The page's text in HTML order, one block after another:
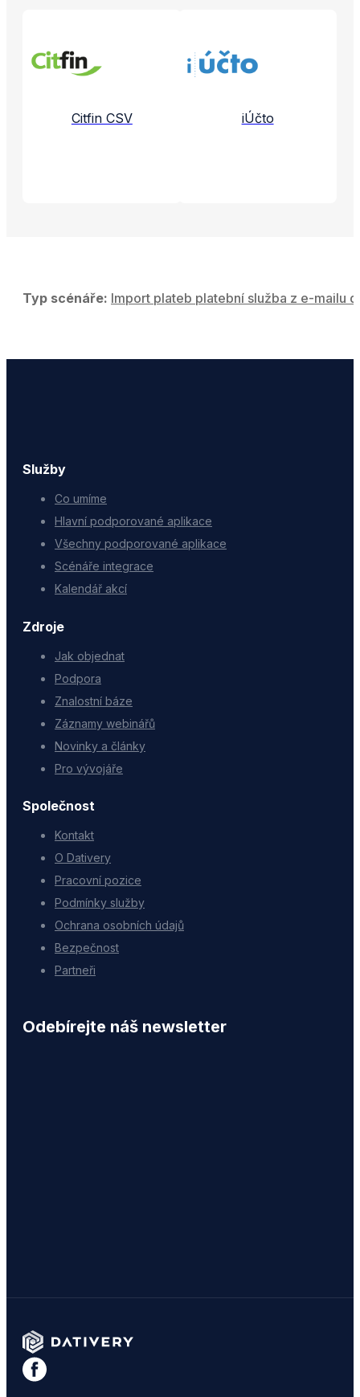
Citfin CSV iÚčto
Typ scénáře: Import plateb platební služba z e-mailu
Služby
Co umíme
Hlavní podporované aplikace
Všechny podporované aplikace
Scénáře integrace
Kalendář akcí
Zdroje
Jak objednat
Podpora
Znalostní báze
Záznamy webinářů
Novinky a články
Pro vývojáře
Společnost
Kontakt
O Dativery
Pracovní pozice
Podmínky služby
Ochrana osobních údajů
Bezpečnost
Partneři
Odebírejte náš newsletter